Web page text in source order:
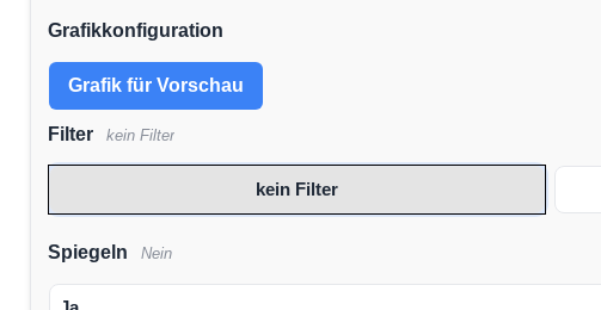
Grafikkonfiguration
Grafik für Vorschau
Filter kein Filter
kein Filter
Spiegeln Nein